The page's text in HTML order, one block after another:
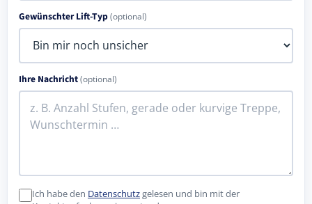
Gewünschter Lift-Typ(optional)
Ihre Nachricht(optional)
Ich habe den Datenschutzgelesen und bin mit der